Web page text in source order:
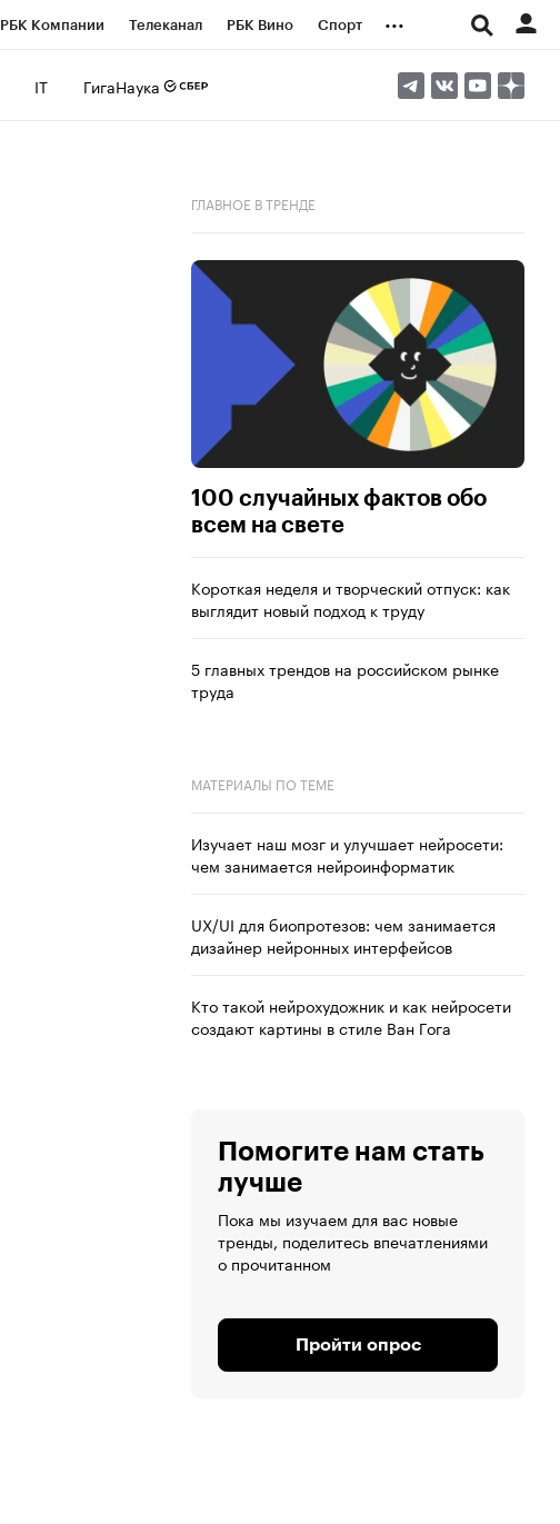
РБК Компании Телеканал РБК Вино Спорт ...
IT ГигаНаука
ГЛАВНОЕ В ТРЕНДЕ
100 случайных фактов обо
всем на свете
Короткая неделя и творческий отпуск: как
выглядит новый подход к труду
5 главных трендов на российском рынке
труда
МАТЕРИАЛЫ ПО ТЕМЕ
Изучает наш мозг и улучшает нейросети:
чем занимается нейроинформатик
UX/UI для биопротезов: чем занимается
дизайнер нейронных интерфейсов
Кто такой нейрохудожник и как нейросети
создают картины в стиле Ван Гога
Помогите нам стать
лучше
Пока мы изучаем для вас новые
тренды, поделитесь впечатлениями
о прочитанном
Пройти опрос